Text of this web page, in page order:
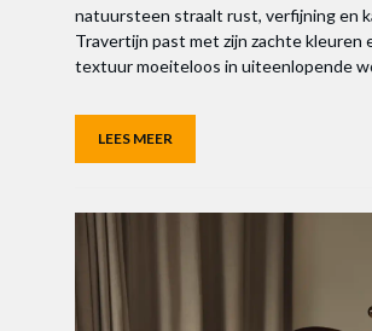
natuursteen straalt rust, verfijning en
Travertijn past met zijn zachte kleuren
textuur moeiteloos in uiteenlopende
LEES MEER